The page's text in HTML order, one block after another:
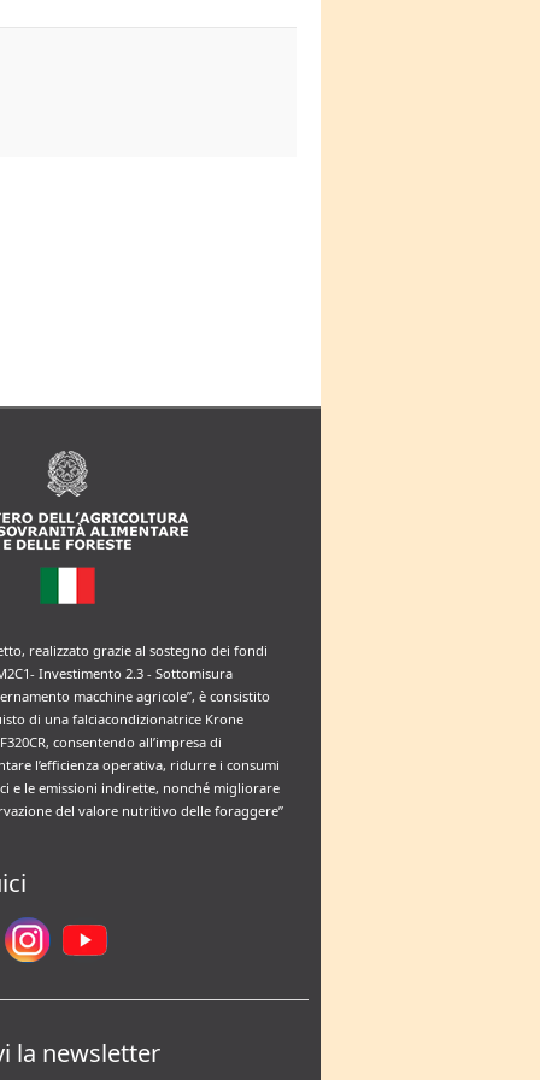
realizzato grazie al sostegno dei fondi
Investimento 2.3 - Sottomisura
macchine agricole”, è consistito
di una falciacondizionatrice Krone
consentendo all’impresa di
l’efficienza operativa, ridurre i consumi
e le emissioni indirette, nonché migliorare
del valore nutritivo delle foraggere”
la newsletter